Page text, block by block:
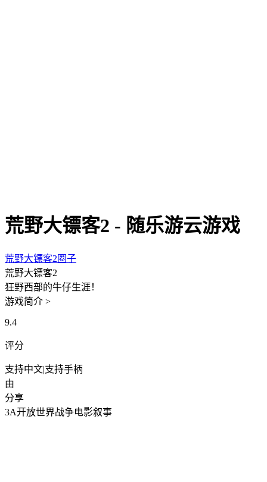
荒野大镖客2 - 随乐游云游戏
荒野大镖客2圈子
荒野大镖客2
狂野西部的牛仔生涯！
游戏简介 >
9.4
评分
支持中文|支持手柄
由
分享
3A开放世界战争电影叙事